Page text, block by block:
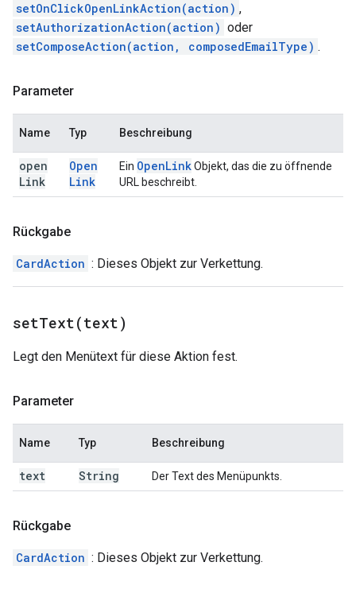
setOnClickOpenLinkAction(action) ,
setAuthorizationAction(action) oder
setComposeAction(action, composedEmailType) .
Parameter
Name Typ Beschreibung
open
Link
Open
Link
Ein OpenLinkObjekt, das die zu öffnende
URL beschreibt.
Rückgabe
CardAction : Dieses Objekt zur Verkettung.
setText(text)
Legt den Menütext für diese Aktion fest.
Parameter
Name Typ Beschreibung
text String Der Text des Menüpunkts.
Rückgabe
CardAction : Dieses Objekt zur Verkettung.